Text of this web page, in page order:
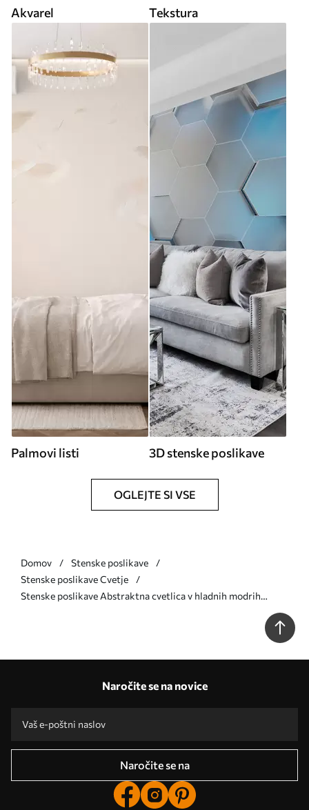
Akvarel Tekstura
Palmovi listi 3D stenske poslikave
OGLEJTE SI VSE
Domov
Stenske poslikave
Stenske poslikave Cvetje
Stenske poslikave Abstraktna cvetlica v hladnih modrih
Naročite se na novice
Naročite se na